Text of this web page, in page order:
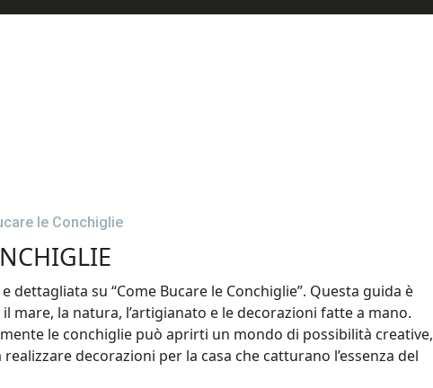
le Conchiglie
dettagliata su “Come Bucare le Conchiglie”. Questa guida è
mare, la natura, l’artigianato e le decorazioni fatte a mano.
le conchiglie può aprirti un mondo di possibilità creative,
decorazioni per la casa che catturano l’essenza del